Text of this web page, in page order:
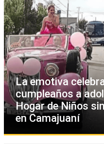
La emotiva
cumpleaños a
Hogar de Niños
en Camajuaní